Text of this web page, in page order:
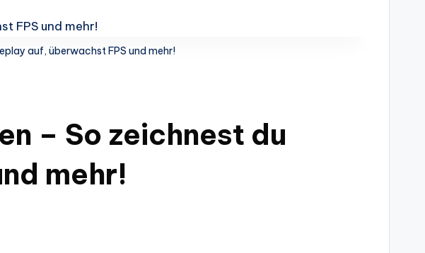
auf, überwachst FPS und mehr!
– So zeichnest du
mehr!